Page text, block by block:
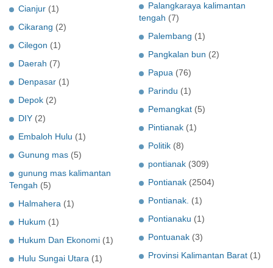
Cianjur (1)
Cikarang (2)
Cilegon (1)
Daerah (7)
Denpasar (1)
Depok (2)
DIY (2)
Embaloh Hulu (1)
Gunung mas (5)
gunung mas kalimantan
Tengah (5)
Halmahera (1)
Hukum (1)
Hukum Dan Ekonomi (1)
Hulu Sungai Utara (1)
Palangkaraya kalimantan
tengah (7)
Palembang (1)
Pangkalan bun (2)
Papua (76)
Parindu (1)
Pemangkat (5)
Pintianak (1)
Politik (8)
pontianak (309)
Pontianak (2504)
Pontianak. (1)
Pontianaku (1)
Pontuanak (3)
Provinsi Kalimantan Barat (1)